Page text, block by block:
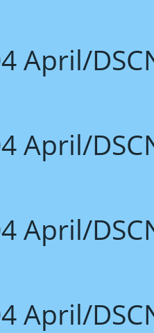
April/
April/
April/
April/